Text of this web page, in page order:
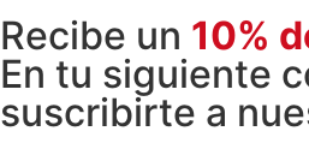
Recibe un 10%
En tu siguiente
suscribirte a